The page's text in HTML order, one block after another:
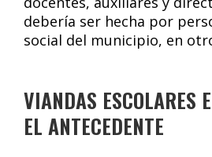
debería ser hecha por
social del municipio, en
VIANDAS ESCOLARES
EL ANTECEDENTE